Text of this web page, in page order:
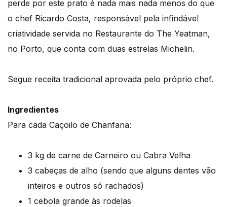
perde por este prato é nada mais nada menos do que
o chef Ricardo Costa, responsável pela infindável
criatividade servida no Restaurante do The Yeatman,
no Porto, que conta com duas estrelas Michelin.
Segue receita tradicional aprovada pelo próprio chef.
Ingredientes
Para cada Caçoilo de Chanfana:
3 kg de carne de Carneiro ou Cabra Velha
3 cabeças de alho (sendo que alguns dentes vão
inteiros e outros só rachados)
1 cebola grande às rodelas